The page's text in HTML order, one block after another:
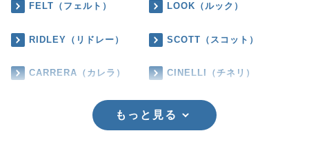
FELT（フェルト） LOOK（ルック）
RIDLEY（リドレー） SCOTT（スコット）
CARRERA（カレラ） CINELLI（チネリ）
もっと見る